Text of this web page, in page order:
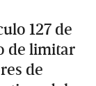
127 de
de limitar
de